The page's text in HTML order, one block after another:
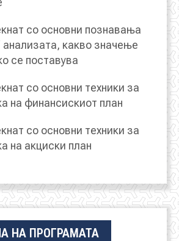
со основни познавања
анализата, какво значење
се поставува
со основни техники за
на финансискиот план
со основни техники за
на акциски план
НА ПРОГРАМАТА